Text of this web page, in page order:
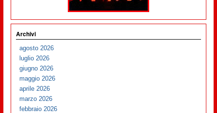
Archivi
agosto 2026
luglio 2026
giugno 2026
maggio 2026
aprile 2026
marzo 2026
febbraio 2026